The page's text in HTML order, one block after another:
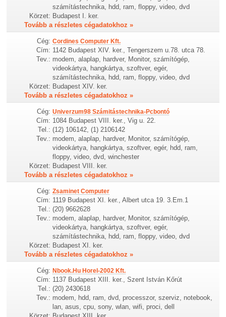
számítástechnika, hdd, ram, floppy, video, dvd
Körzet: Budapest I. ker.
Tovább a részletes cégadatokhoz »
Cég: Cordines Computer Kft.
Cím: 1142 Budapest XIV. ker., Tengerszem u.78. utca 78.
Tev.: modem, alaplap, hardver, Monitor, számítógép,
videokártya, hangkártya, szoftver, egér,
számítástechnika, hdd, ram, floppy, video, dvd
Körzet: Budapest XIV. ker.
Tovább a részletes cégadatokhoz »
Cég: Univerzum98 Számitástechnika-Pcbontó
Cím: 1084 Budapest VIII. ker., Vig u. 22.
Tel.: (12) 106142, (1) 2106142
Tev.: modem, alaplap, hardver, Monitor, számítógép,
videokártya, hangkártya, szoftver, egér, hdd, ram,
floppy, video, dvd, winchester
Körzet: Budapest VIII. ker.
Tovább a részletes cégadatokhoz »
Cég: Zsaminet Computer
Cím: 1119 Budapest XI. ker., Albert utca 19. 3.Em.1
Tel.: (20) 9662628
Tev.: modem, alaplap, hardver, Monitor, számítógép,
videokártya, hangkártya, szoftver, egér,
számítástechnika, hdd, ram, floppy, video, dvd
Körzet: Budapest XI. ker.
Tovább a részletes cégadatokhoz »
Cég: Nbook.Hu Horel-2002 Kft.
Cím: 1137 Budapest XIII. ker., Szent István Kőrút
Tel.: (20) 2430618
Tev.: modem, hdd, ram, dvd, processzor, szerviz, notebook,
lan, asus, cpu, sony, wlan, wifi, proci, dell